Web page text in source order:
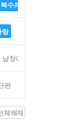
복수/배신
랑
남장여자
편
체해제